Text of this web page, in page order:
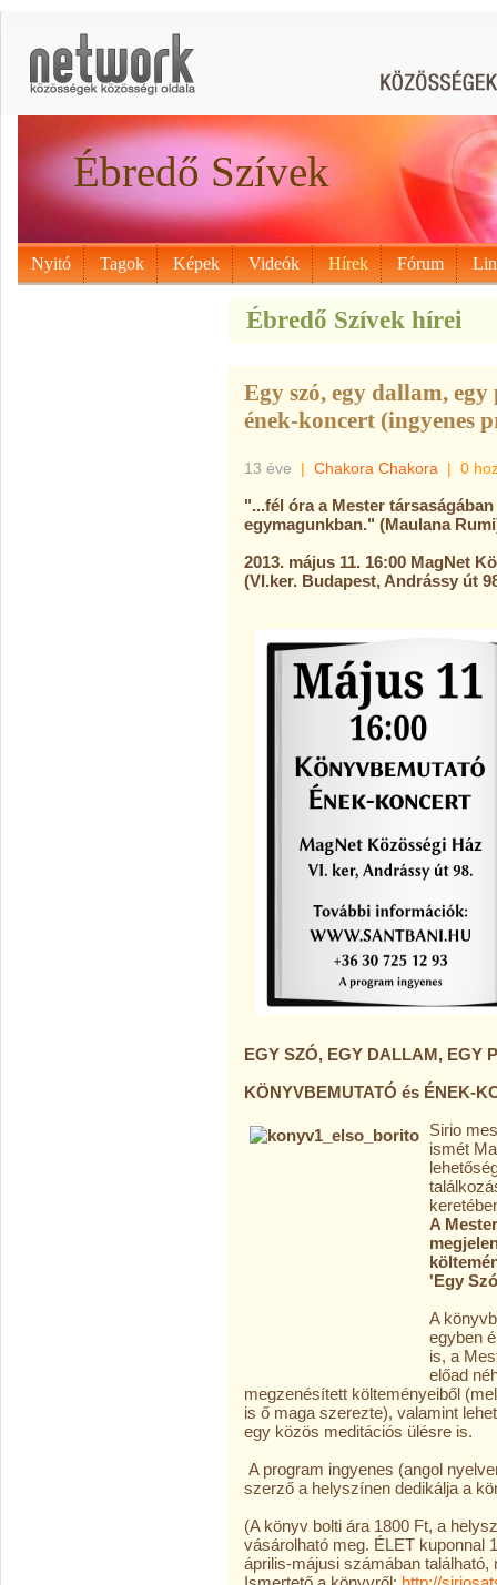
Ébredő Szívek
Nyitó Tagok Képek Videók Hírek Fórum
Ébredő Szívek hírei
Egy szó, egy dallam,
ének-koncert (ingyenes
13 éve | Chakora Chakora | 0
"...fél óra a Mester
egymagunkban." (Maulana
2013. május 11. 16:00 MagNet
(VI.ker. Budapest, Andrássy út
EGY SZÓ, EGY DALLAM, EGY
KÖNYVBEMUTATÓ és ÉNEK-
Sirio m
ismét
A
'Egy
A
egyben
is, a
előad
megzenésített költeményeiből
is ő maga szerezte), valamint
egy közös meditációs ülésre is.
A program ingyenes (angol
szerző a helyszínen dedikálja a
(A könyv bolti ára 1800 Ft, a
vásárolható meg. ÉLET kuponnal
április-májusi számában